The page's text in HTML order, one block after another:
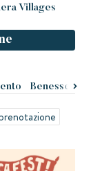
su Saint
Villages
Benessere